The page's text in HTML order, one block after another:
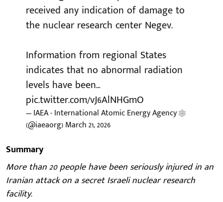
received any indication of damage to
the nuclear research center Negev.
Information from regional States
indicates that no abnormal radiation
levels have been…
pic.twitter.com/vJ6AlNHGmO
— IAEA - International Atomic Energy Agency ⚛️
(@iaeaorg)March 21, 2026
Summary
More than 20 people have been seriously injured in an
Iranian attack on a secret Israeli nuclear research
facility.